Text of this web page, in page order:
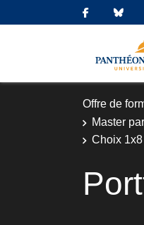
Offre de
Master
Choix